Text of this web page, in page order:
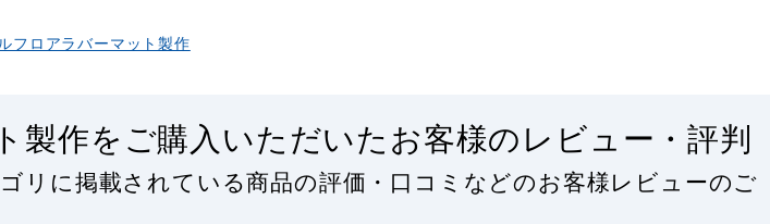
フロアラバーマット製作
製作をご購入いただいたお客様のレビュー・評判
リに掲載されている商品の評価・口コミなどのお客様レビューのご